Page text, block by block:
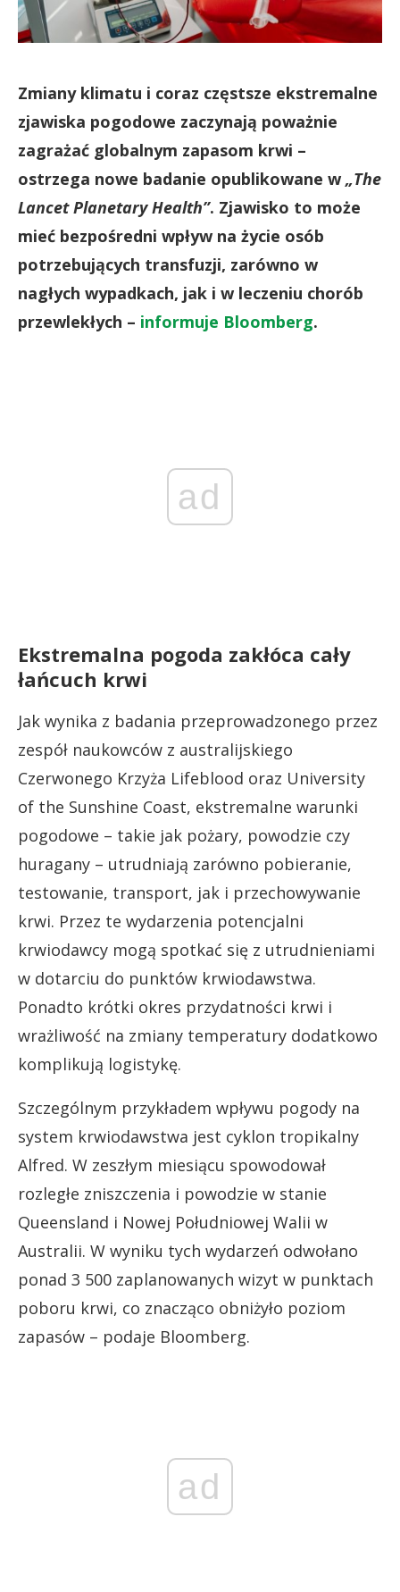
Zmiany klimatu i coraz częstsze ekstremalne
zjawiska pogodowe zaczynają poważnie
zagrażać globalnym zapasom krwi –
ostrzega nowe badanie opublikowane w „The
Lancet Planetary Health”. Zjawisko to może
mieć bezpośredni wpływ na życie osób
potrzebujących transfuzji, zarówno w
nagłych wypadkach, jak i w leczeniu chorób
przewlekłych – informuje Bloomberg.
ad
Ekstremalna pogoda zakłóca cały
łańcuch krwi
Jak wynika z badania przeprowadzonego przez
zespół naukowców z australijskiego
Czerwonego Krzyża Lifeblood oraz University
of the Sunshine Coast, ekstremalne warunki
pogodowe – takie jak pożary, powodzie czy
huragany – utrudniają zarówno pobieranie,
testowanie, transport, jak i przechowywanie
krwi. Przez te wydarzenia potencjalni
krwiodawcy mogą spotkać się z utrudnieniami
w dotarciu do punktów krwiodawstwa.
Ponadto krótki okres przydatności krwi i
wrażliwość na zmiany temperatury dodatkowo
komplikują logistykę.
Szczególnym przykładem wpływu pogody na
system krwiodawstwa jest cyklon tropikalny
Alfred. W zeszłym miesiącu spowodował
rozległe zniszczenia i powodzie w stanie
Queensland i Nowej Południowej Walii w
Australii. W wyniku tych wydarzeń odwołano
ponad 3 500 zaplanowanych wizyt w punktach
poboru krwi, co znacząco obniżyło poziom
zapasów – podaje Bloomberg.
ad